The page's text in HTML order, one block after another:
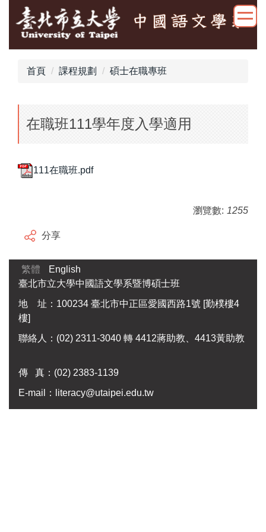
要
首頁 課程規劃 碩士在職專班
在職班111學年度入學適用
111在職班.pdf
瀏覽數: 1255
分享
繁體
English
臺北市立大學中國語文學系暨博碩士班
地 址：100234 臺北市中正區愛國西路1號 [勤樸樓4
樓]
聯絡人：(02) 2311-3040 轉 4412蔣助教、4413黃助教
傳 真： (02) 2383-1139
E-mail：
literacy@utaipei.edu.tw